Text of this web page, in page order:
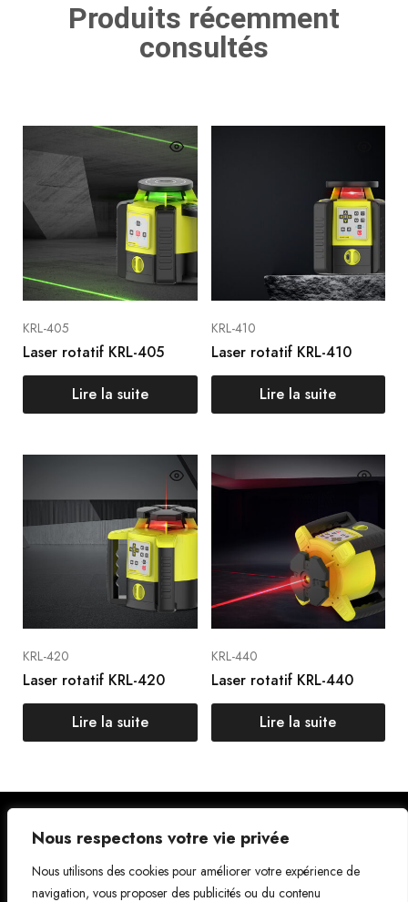
Nous respectons votre vie privée
Nous utilisons des cookies pour améliorer votre expérience de
navigation, vous proposer des publicités ou du contenu
Produits récemment
consultés
KRL-405
Laser rotatif KRL-405
Lire la suite
KRL-410
Laser rotatif KRL-410
Lire la suite
KRL-420
Laser rotatif KRL-420
Lire la suite
KRL-440
Laser rotatif KRL-440
Lire la suite
politique de
confidentialité
Conditions d'utilisation
Contactez-nous
Facebo
Gazouil